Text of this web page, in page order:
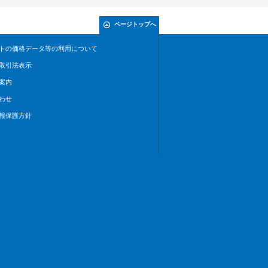
ページトップへ
の価格データ等の利用について
引法表示
内
せ
保護方針